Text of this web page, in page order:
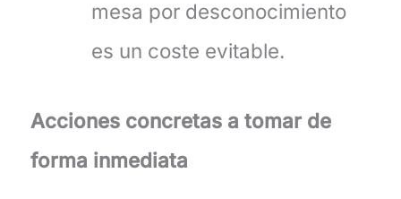
mesa por desconocimiento
es un coste evitable.
Acciones concretas a tomar de
forma inmediata